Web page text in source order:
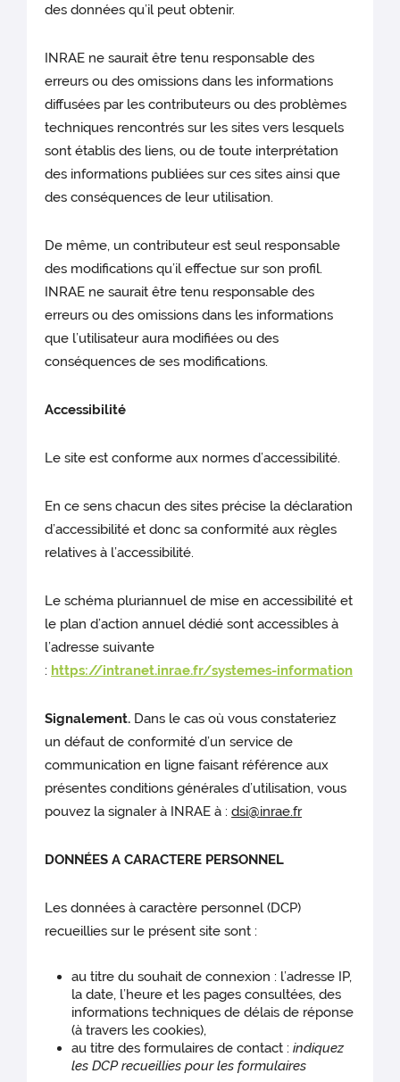
des données qu’il peut obtenir.
INRAE ne saurait être tenu responsable des
erreurs ou des omissions dans les informations
diffusées par les contributeurs ou des problèmes
techniques rencontrés sur les sites vers lesquels
sont établis des liens, ou de toute interprétation
des informations publiées sur ces sites ainsi que
des conséquences de leur utilisation.
De même, un contributeur est seul responsable
des modifications qu’il effectue sur son profil.
INRAE ne saurait être tenu responsable des
erreurs ou des omissions dans les informations
que l’utilisateur aura modifiées ou des
conséquences de ses modifications.
Accessibilité
Le site est conforme aux normes d’accessibilité.
En ce sens chacun des sites précise la déclaration
d’accessibilité et donc sa conformité aux règles
relatives à l’accessibilité.
Le schéma pluriannuel de mise en accessibilité et
le plan d’action annuel dédié sont accessibles à
l’adresse suivante
: https://intranet.inrae.fr/systemes-information
Signalement. Dans le cas où vous constateriez
un défaut de conformité d’un service de
communication en ligne faisant référence aux
présentes conditions générales d’utilisation, vous
pouvez la signaler à INRAE à :dsi@inrae.fr
DONNÉES A CARACTERE PERSONNEL
Les données à caractère personnel (DCP)
recueillies sur le présent site sont :
au titre du souhait de connexion : l’adresse IP,
la date, l’heure et les pages consultées, des
informations techniques de délais de réponse
(à travers les cookies),
au titre des formulaires de contact :indiquez
les DCP recueillies pour les formulaires